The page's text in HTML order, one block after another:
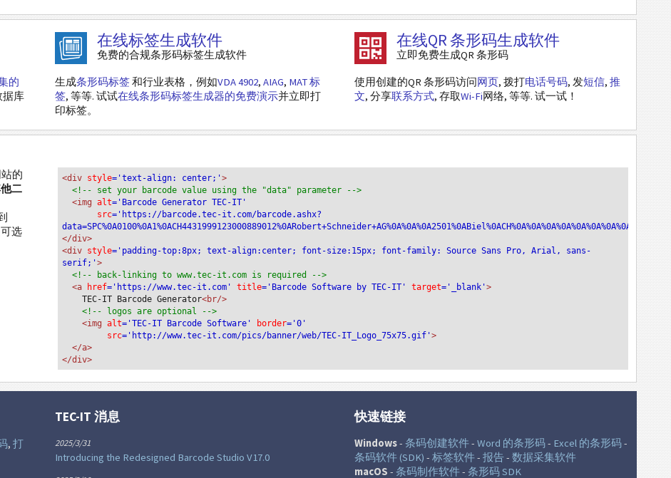
的
据库
在线标签生成软件
免费的合规条形码标签生成软件
生成条形码标签和行业表格，例如VDA 4902, AIAG, MAT 标
签, 等等. 试试在线条形码标签生成器的免费演示并立即打
印标签。
在线QR 条形码生成软件
立即免费生成QR 条形码
使用创建的QR 条形码访问网页, 拨打电话号码, 发短信, 推
文, 分享联系方式, 存取Wi-Fi网络, 等等. 试一试！
的
二
选
<div style='text-align: center;'>
<!-- set your barcode value using the "data" parameter -->
<img alt='Barcode Generator TEC-IT'
src='https://barcode.tec-it.com/barcode.ashx?
</div>
<div style='padding-top:8px; text-align:center; font-size:15px; font-family: Source Sans Pro, Arial, sans-
serif;'>
<!-- back-linking to www.tec-it.com is required -->
<a
href='https://www.tec-it.com' title='Barcode Software by TEC-IT' target='_blank'>
TEC-IT Barcode Generator<br/>
<!-- logos are optional -->
<img alt='TEC-IT Barcode Software' border='0'
src='http://www.tec-it.com/pics/banner/web/TEC-IT_Logo_75x75.gif'>
</a>
</div>
, 打
TEC-IT 消息
2025/3/31
Introducing the Redesigned Barcode Studio V17.0
快速链接
Windows- 条码创建软件- Word 的条形码- Excel 的条形码-
条码软件 (SDK) - 标签软件- 报告- 数据采集软件
macOS - 条码制作软件- 条形码 SDK